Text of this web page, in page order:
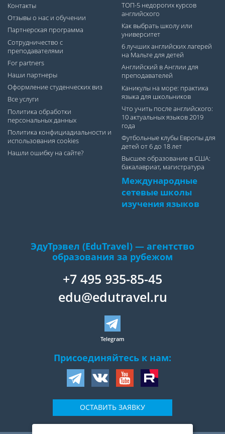
Контакты
Отзывы о нас и обучении
Партнерская программа
Сотрудничество с
преподавателями
For partners
Наши партнеры
Оформление студенческих виз
Все услуги
Политика обработки
персональных данных
Политика конфициадиальности и
использования cookies
Нашли ошибку на сайте?
ТОП-5 недорогих курсов
английского
Как выбрать школу или
университет
6 лучших английских лагерей
на Мальте для детей
Английский в Англии для
преподавателей
Каникулы на море: практика
языка для школьников
Что учить после английского:
10 актуальных языков 2019
года
Футбольные клубы Европы для
детей от 6 до 18 лет
Высшее образование в США:
бакалавриат, магистратура
Международные
сетевые школы
изучения языков
ЭдуТрэвел (EduTravel) — агентство
образования за рубежом
+7 495 935-85-45
edu@edutravel.ru
Telegram
Присоединяйтесь к нам:
ОСТАВИТЬ ЗАЯВКУ